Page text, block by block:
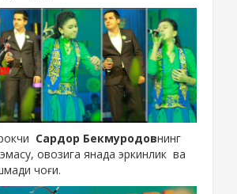
Сардор Бекмуродовнинг
овозига янада эркинлик ва
чоғи.